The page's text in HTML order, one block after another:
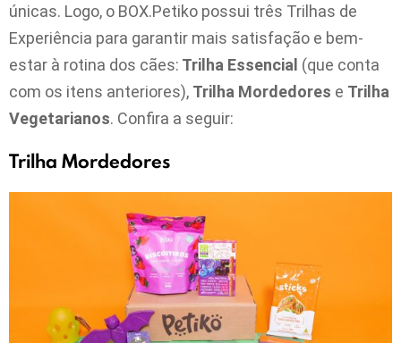
únicas. Logo, o BOX.Petiko possui três Trilhas de
Experiência para garantir mais satisfação e bem-
estar à rotina dos cães: Trilha Essencial (que conta
com os itens anteriores), Trilha Mordedores e Trilha
Vegetarianos. Confira a seguir:
Trilha Mordedores